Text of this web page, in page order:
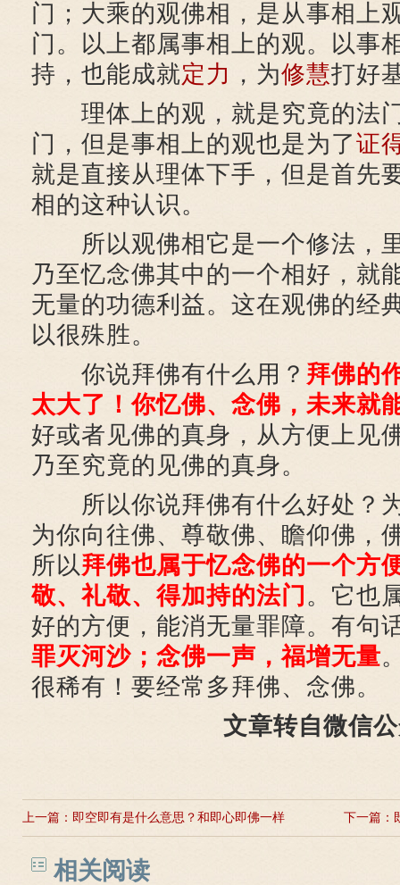
门；大乘的观佛相，是从事相上
门。以上都属事相上的观。以事
持，也能成就定力 ，为修慧打好
理体上的观，就是究竟的法
门，但是事相上的观也是为了证
就是直接从理体下手，但是首先
相的这种认识。
所以观佛相它是一个修法，
乃至忆念佛其中的一个相好，就
无量的功德利益。这在观佛的经
以很殊胜。
你说拜佛有什么用？ 拜佛的
太大了！你忆佛、念佛，未来就
好或者见佛的真身，从方便上见
乃至究竟的见佛的真身。
所以你说拜佛有什么好处？
为你向往佛、尊敬佛、瞻仰佛，
所以拜佛也属于忆念佛的一个方
敬、礼敬、得加持的法门 。它也
好的方便，能消无量罪障。有句
罪灭河沙；念佛一声，福增无量
很稀有！要经常多拜佛、念佛。
文章转自微信
上一篇： 即空即有是什么意思？和即心即佛一样 下一篇：
相关阅读